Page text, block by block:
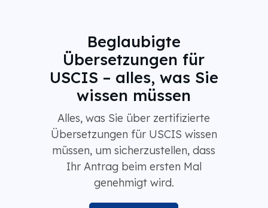
Beglaubigte
Übersetzungen für
USCIS – alles, was Sie
wissen müssen
Alles, was Sie über zertifizierte
Übersetzungen für USCIS wissen
müssen, um sicherzustellen, dass
Ihr Antrag beim ersten Mal
genehmigt wird.